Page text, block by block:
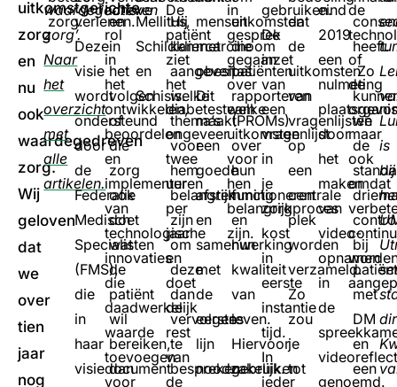
uitkomstgerichte
zorg
en
nu
ook
waardegedreven
zorg.
Wij
geloven
dat
we
over
tien
jaar
nog
waardegedreven
zorg’.
Naar
het
overzicht
met
alle
artikelen.
zorg.verlenen.
Deze
visie
wordt
ondersteund
door
de
Federatie
Medisch
Specialisten
(FMS),
die
in
haar
visiedocument
actieve
rol
in
het
ontwikkelen,
beoordelen
en
implementeren
van
technologische
innovaties
die
daadwerkelijk
waarde
toevoegen
voor
en
in
het
volgen
of
die
zorg
ook
doet
wat
de
patiënt
wil
bereiken,
dan
Mellitus,
Schildkliercarcinoom
en
Schisis.
De
patiënt
ziet
het
diabetesteam
ongeveer
twee
uur
per
jaar
en
doet
de
rest
van
de
Hij
kan
aangeven
welke
thema’s
voor
hem
belangrijk
zijn
om
deze
dan
vervolgens
te
bespreken.
mensen
met
obesitas.
Dit
maakt
een
goede
afstemming
en
samenwerking
met
de
eerste
lijn
noodzakelijk.
in
gesprek
gegaan
over
welke
uitkomsten
voor
hen
belangrijk
zijn.
uitkomsten
die
patiënten
rapporteren
(PROMs)
over
hun
functioneren
en
hun
kwaliteit
van
leven.
Hiervoor
gebruiken
gebruiken.
De
inzet
van
een
vragenlijst
in
je
zorgproces
kost
in
eerste
instantie
tijd.
In
ieder
dat
de
uitkomsten
van
vragenlijsten
op
een
centrale
plek
worden
verzameld.
Zo
zou
je
tot
eind
2019
een
nulmeting
door
het
maken
van
video-
opnamen
in
de
genoemd.
de
of
de
maar
ook
omdat
continu
heeft.
Zo
we
de
bij
met
DM
en
een
is
bij